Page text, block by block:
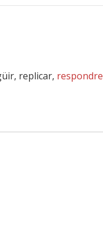
replicar, respondre